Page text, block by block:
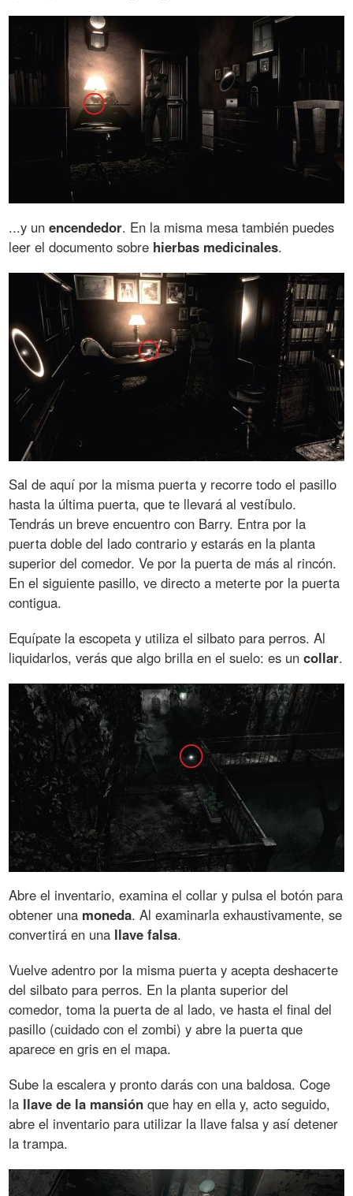
...y unencendedor. En la misma mesa también puedes
leer el documento sobre hierbas medicinales.
Sal de aquí por la misma puerta y recorre todo el pasillo
hasta la última puerta, que te llevará al vestíbulo.
Tendrás un breve encuentro con Barry. Entra por la
puerta doble del lado contrario y estarás en la planta
superior del comedor. Ve por la puerta de más al rincón.
En el siguiente pasillo, ve directo a meterte por la puerta
contigua.
Equípate la escopeta y utiliza el silbato para perros. Al
liquidarlos, verás que algo brilla en el suelo: es uncollar.
Abre el inventario, examina el collar y pulsa el botón para
obtener una moneda. Al examinarla exhaustivamente, se
convertirá en una llave falsa.
Vuelve adentro por la misma puerta y acepta deshacerte
del silbato para perros. En la planta superior del
comedor, toma la puerta de al lado, ve hasta el final del
pasillo (cuidado con el zombi) y abre la puerta que
aparece en gris en el mapa.
Sube la escalera y pronto darás con una baldosa. Coge
la llave de la mansión que hay en ella y, acto seguido,
abre el inventario para utilizar la llave falsa y así detener
la trampa.